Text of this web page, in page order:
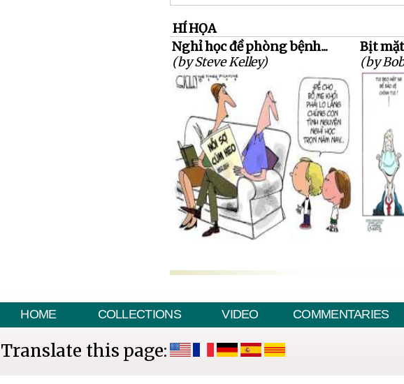
HÍ HỌA
Nghỉ học đề phòng bệnh...
(by Steve Kelley)
Bịt
(by
HOME COLLECTIONS VIDEO COMMENTARIES
Translate this page: